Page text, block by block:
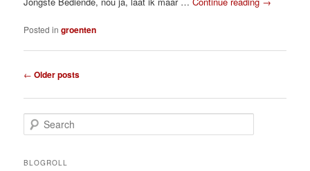
Posted in groenten
Post
← Older posts
e
rBLOGROLL